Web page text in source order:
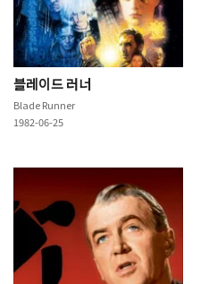
블레이드 러너
Blade Runner
1982-06-25